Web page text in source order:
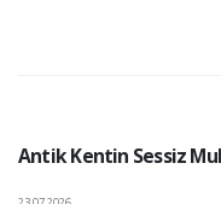
Antik Kentin Sessiz